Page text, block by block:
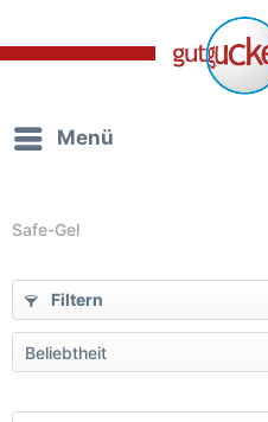
Menü
Safe-Gel
Filtern